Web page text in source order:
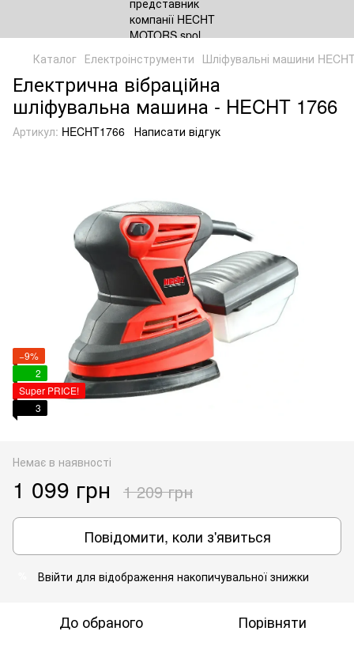
Каталог Електроінструменти Шліфувальні машини
Електрична вібраційна
шліфувальна машина - HECHT 1766
Артикул: HECHT1766 Написати відгук
−9%
2
Super PRICE!
3
Немає в наявності
1 099 грн 1 209 грн
Повідомити, коли з'явиться
Ввійти для відображення накопичувальної знижки
До обраного Порівняти